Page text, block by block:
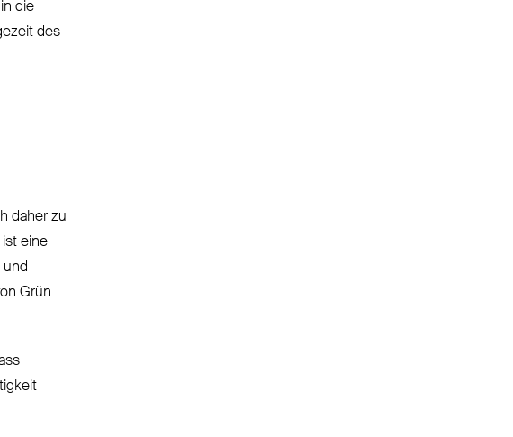
die
des
daher zu
ist eine
Grün